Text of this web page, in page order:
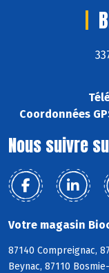
Coordonnées
Nous suivre
Votre magasin
87140 Compreignac,
Beynac, 87110